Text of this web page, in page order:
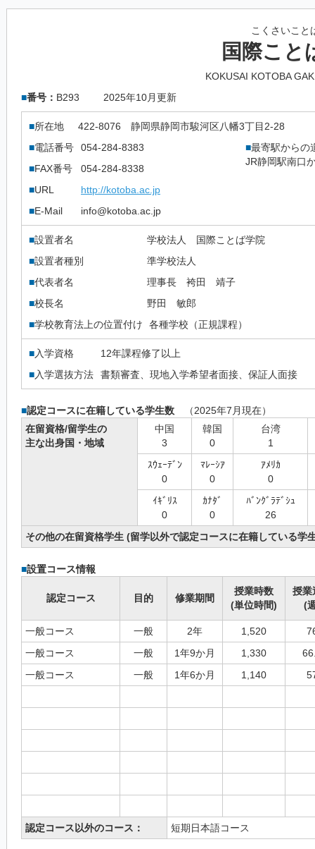
こくさいこと
国際こと
KOKUSAI KOTOBA
■番号： B293 2025年10月更新
■所在地 422-8076
静岡県静岡市駿河区八幡3丁目2-28
■電話番号 054-284-8383 ■最寄駅からの
JR静岡駅南口
■FAX番号
054-284-8338
■URL
http://kotoba.ac.jp
■E-Mail info@kotoba.ac.jp
■設置者名
学校法人 国際ことば学院
■設置者種別
準学校法人
■代表者名
理事長 袴田 靖子
■校長名
野田 敏郎
■学校教育法上の位置付け 各種学校（正規課程）
■入学資格
12年課程修了以上
■入学選抜方法 書類審査、現地入学希望者面接、保証人面接
■認定コースに在籍している学生数 （2025年7月現在）
在留資格/留学生の
主な出身国・地域
中国
3
韓国
0
台湾
1
ｽｳｪｰﾃﾞﾝ
0
ﾏﾚｰｼｱ
0
ｱﾒﾘｶ
0
ｲｷﾞﾘｽ
0
ｶﾅﾀﾞ
0
ﾊﾞﾝｸﾞﾗﾃﾞｼｭ
26
その他の在留資格学生 (留学以外で認定コースに在籍している学
■設置コース情報
認定コース 目的 修業期間
授業時数
(単位時間)
授業
(
一般コース 一般 2年 1,520
一般コース
一般 1年9か月 1,330
一般コース
一般 1年6か月 1,140
認定コース以外のコース： 短期日本語コース